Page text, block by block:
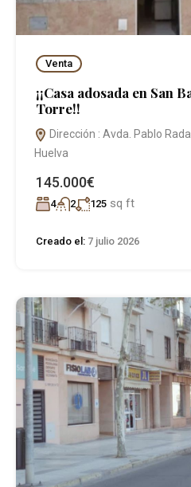
Venta
¡¡Casa adosada en San
Torre!!
Dirección : Avda. Pablo
Huelva
145.000€
4 2 125 sq ft
Creado el: 7 julio 2026